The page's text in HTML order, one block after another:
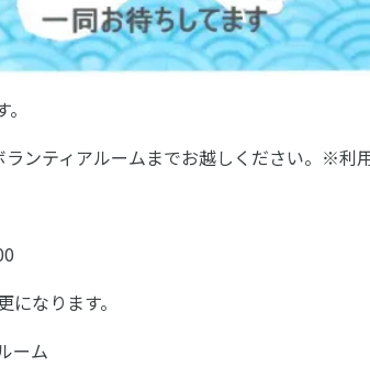
ンティアルームまでお越しください。※利
なります。
ーム